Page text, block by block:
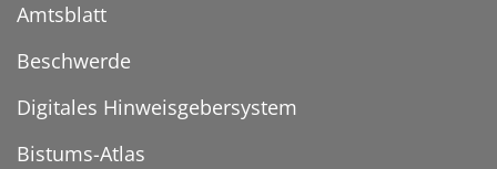
Amtsblatt
Beschwerde
Digitales Hinweisgebersystem
Bistums-Atlas